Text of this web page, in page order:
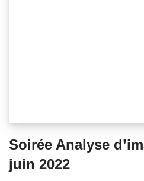
Soirée Analyse
juin 2022